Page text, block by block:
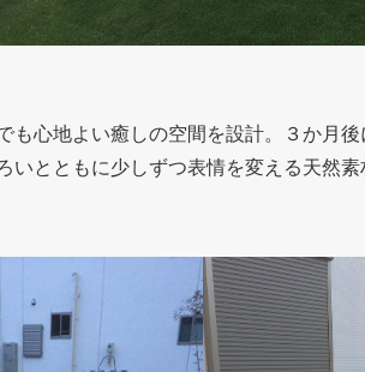
心地よい癒しの空間を設計。３か月
とともに少しずつ表情を変える天然